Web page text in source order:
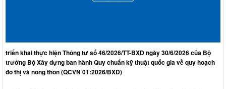
triển khai thực hiện Thông tư số 46/2026/TT-BXD ngày 30/6/2026 của Bộ
trưởng Bộ Xây dựng ban hành Quy chuẩn kỹ thuật quốc gia về quy hoạch
đô thị và nông thôn (QCVN 01:2026/BXD)